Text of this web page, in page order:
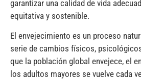
garantizar una calidad de vida
equitativa y sostenible.
El envejecimiento es un proceso
serie de cambios físicos,
que la población global envejece, el
los adultos mayores se vuelve cada